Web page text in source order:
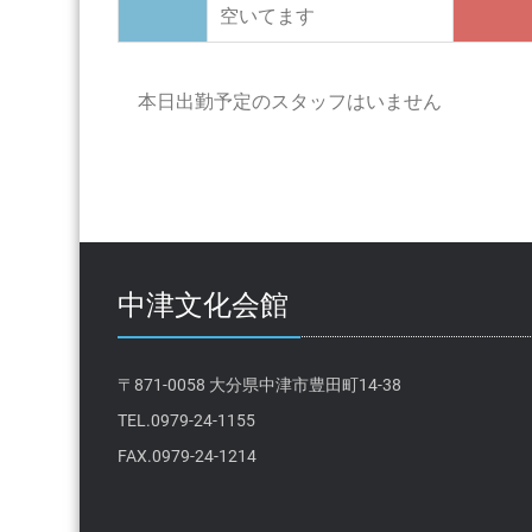
空いてます
本日出勤予定のスタッフはいません
中津文化会館
〒871-0058 大分県中津市豊田町14-38
TEL.0979-24-1155
FAX.0979-24-1214